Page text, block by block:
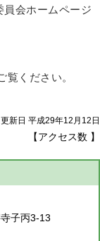
員会ホームページ
覧ください。
更新日 平成29年12月12日
【アクセス数 】
子丙3-13